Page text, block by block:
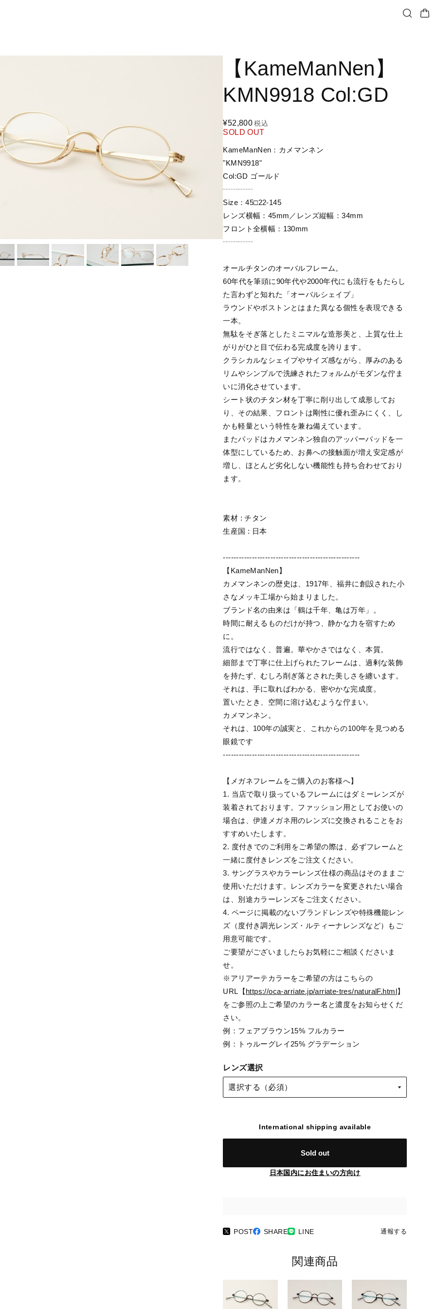
【KameManNen】
KMN9918 Col:GD
¥52,800 税込
SOLD OUT
KameManNen：カメマンネン
"KMN9918"
Col:GD ゴールド
┄┄┄┄
Size：45□22-145
レンズ横幅：45mm／レンズ縦幅：34mm
フロント全横幅：130mm
┄┄┄┄
オールチタンのオーバルフレーム。
60年代を筆頭に90年代や2000年代にも流行をもたらし
た言わずと知れた「オーバルシェイプ」
ラウンドやボストンとはまた異なる個性を表現できる
一本。
無駄をそぎ落としたミニマルな造形美と、上質な仕上
がりがひと目で伝わる完成度を誇ります。
クラシカルなシェイプやサイズ感ながら、厚みのある
リムやシンプルで洗練されたフォルムがモダンな佇ま
いに消化させています。
シート状のチタン材を丁寧に削り出して成形してお
り、その結果、フロントは剛性に優れ歪みにくく、し
かも軽量という特性を兼ね備えています。
またパッドはカメマンネン独自のアッパーパッドを一
体型にしているため、お鼻への接触面が増え安定感が
増し、ほとんど劣化しない機能性も持ち合わせており
ます。
素材 : チタン
生産国 : 日本
----------------------------------------------------
【KameManNen】
カメマンネンの歴史は、1917年、福井に創設された小
さなメッキ工場から始まりました。
ブランド名の由来は「鶴は千年、亀は万年」。
時間に耐えるものだけが持つ、静かな力を宿すため
に。
流行ではなく、普遍。華やかさではなく、本質。
細部まで丁寧に仕上げられたフレームは、過剰な装飾
を持たず、むしろ削ぎ落とされた美しさを纏います。
それは、手に取ればわかる、密やかな完成度。
置いたとき、空間に溶け込むような佇まい。
カメマンネン。
それは、100年の誠実と、これからの100年を見つめる
眼鏡です
----------------------------------------------------
【メガネフレームをご購入のお客様へ】
1. 当店で取り扱っているフレームにはダミーレンズが
装着されております。ファッション用としてお使いの
場合は、伊達メガネ用のレンズに交換されることをお
すすめいたします。
2. 度付きでのご利用をご希望の際は、必ずフレームと
一緒に度付きレンズをご注文ください。
3. サングラスやカラーレンズ仕様の商品はそのままご
使用いただけます。レンズカラーを変更されたい場合
は、別途カラーレンズをご注文ください。
4. ページに掲載のないブランドレンズや特殊機能レン
ズ（度付き調光レンズ・ルティーナレンズなど）もご
用意可能です。
ご要望がございましたらお気軽にご相談くださいま
せ。
※アリアーテカラーをご希望の方はこちらの
URL【https://oca-arriate.jp/arriate-tres/naturalF.html】
をご参照の上ご希望のカラー名と濃度をお知らせくだ
さい。
例：フェアブラウン15% フルカラー
例：トゥルーグレイ25% グラデーション
レンズ選択
International shipping available
Sold out
日本国内にお住まいの方向け
POST SHARE LINE 通報する
関連商品